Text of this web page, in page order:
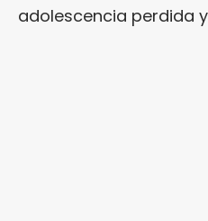
adolescencia perdida